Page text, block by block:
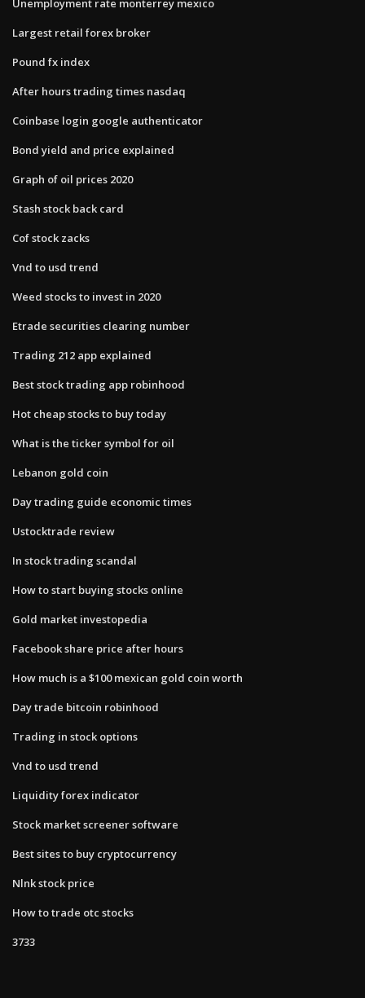
Unemployment rate monterrey mexico
Largest retail forex broker
Pound fx index
After hours trading times nasdaq
Coinbase login google authenticator
Bond yield and price explained
Graph of oil prices 2020
Stash stock back card
Cof stock zacks
Vnd to usd trend
Weed stocks to invest in 2020
Etrade securities clearing number
Trading 212 app explained
Best stock trading app robinhood
Hot cheap stocks to buy today
What is the ticker symbol for oil
Lebanon gold coin
Day trading guide economic times
Ustocktrade review
In stock trading scandal
How to start buying stocks online
Gold market investopedia
Facebook share price after hours
How much is a $100 mexican gold coin worth
Day trade bitcoin robinhood
Trading in stock options
Vnd to usd trend
Liquidity forex indicator
Stock market screener software
Best sites to buy cryptocurrency
Nlnk stock price
How to trade otc stocks
3733